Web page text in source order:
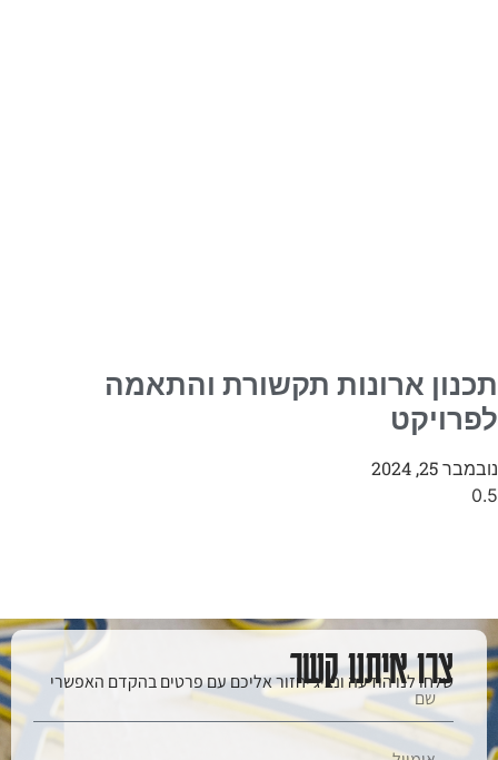
תכנון ארונות תקשורת והתאמה
לפרויקט
נובמבר 25, 2024
צרו איתנו קשר
שלחו לנו הודעה ונציג יחזור אליכם עם פרטים בהקדם האפשרי